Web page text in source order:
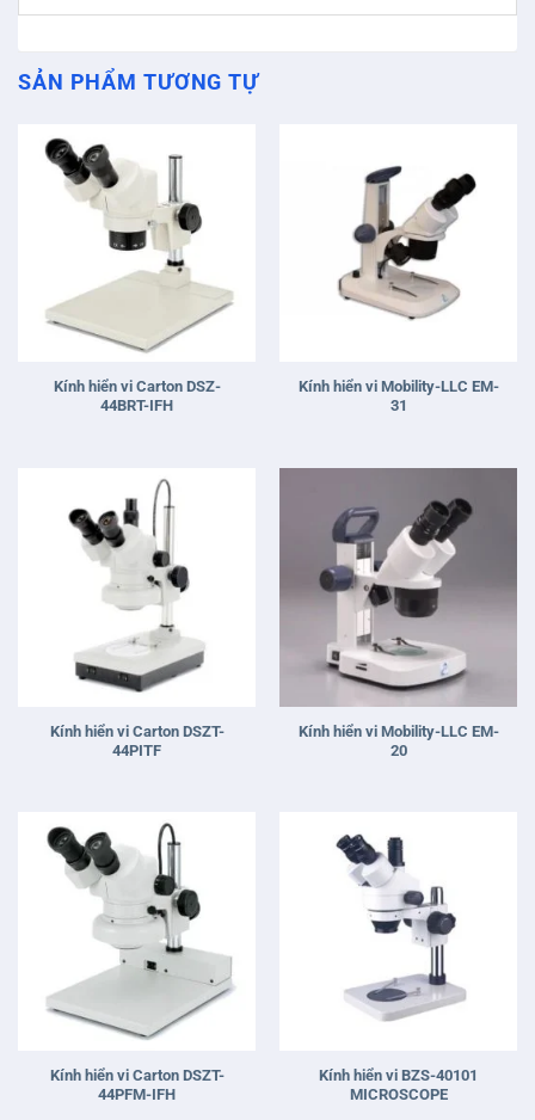
SẢN PHẨM TƯƠNG TỰ
Kính hiển vi Carton DSZ-
44BRT-IFH
Kính hiển vi Mobility-LLC EM-
31
Kính hiển vi Carton DSZT-
44PITF
Kính hiển vi Mobility-LLC EM-
20
Kính hiển vi Carton DSZT-
44PFM-IFH
Kính hiển vi BZS-40101
MICROSCOPE